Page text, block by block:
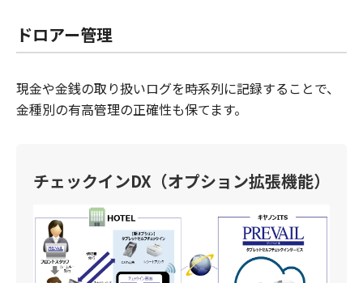
ドロアー管理
現金や金銭の取り扱いログを時系列に記録することで、
金種別の有高管理の正確性も保てます。
チェックインDX（オプション拡張機能）